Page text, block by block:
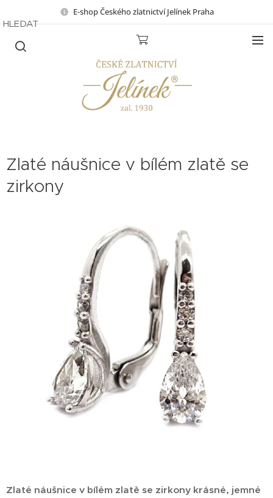
E-shop Českého zlatnictví Jelínek Praha
HLEDAT
Zlaté náušnice v bílém zlatě se
zirkony
Zlaté náušnice v bílém zlatě se zirkony krásné, jemné